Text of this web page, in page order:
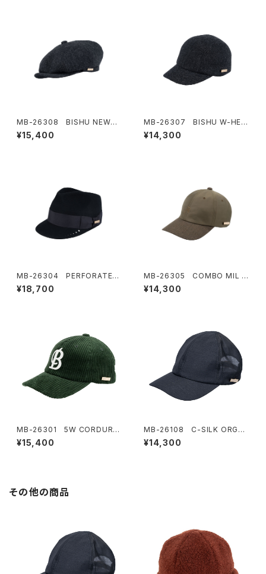
MB-26308 BISHU NEWS
BOY CAP
¥15,400
MB-26307 BISHU W-HER
RING JET CAP
¥14,300
MB-26304 PERFORATED
FEDRA CAP
¥18,700
MB-26305 COMBO MIL C
AP
¥14,300
MB-26301 5W CORDURO
Y B-CAP
¥15,400
MB-26108 C-SILK ORGAN
MESH CAP
¥14,300
その他の商品